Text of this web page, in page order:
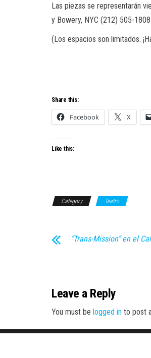
Las piezas se representarán
y Bowery, NYC (212) 505-1808
(Los espacios son limitados.
Share this:
Facebook X
Like this:
Category Teatro
“Trans-Mission” en el
Leave a Reply
You must be logged in to post